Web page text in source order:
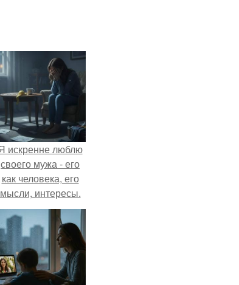
искренне люблю
своего мужа - его
как человека, его
мысли, интересы.